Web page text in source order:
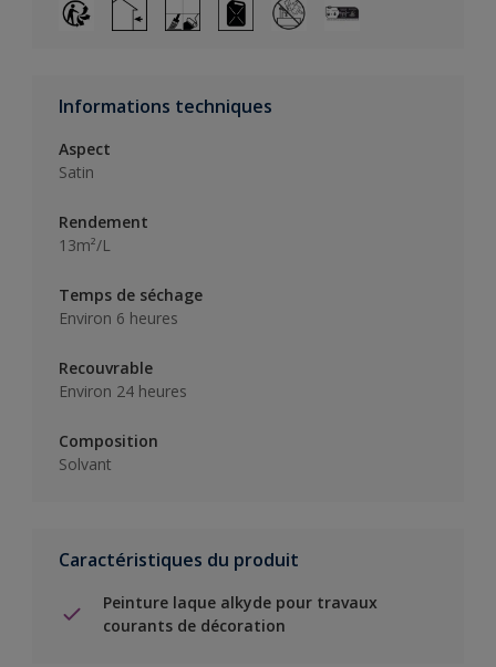
Informations techniques
Aspect
Satin
Rendement
13m²/L
Temps de séchage
Environ 6 heures
Recouvrable
Environ 24 heures
Composition
Solvant
Caractéristiques du produit
Peinture laque alkyde pour travaux
courants de décoration